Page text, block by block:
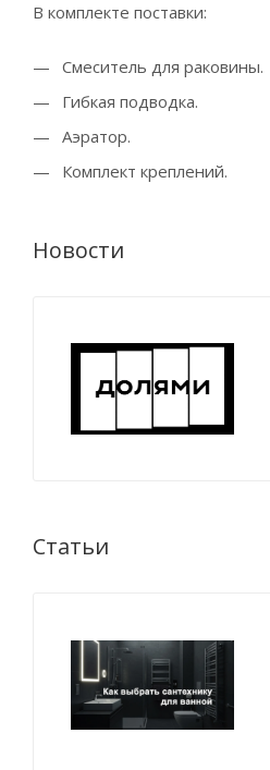
В комплекте поставки:
Смеситель для раковины.
Гибкая подводка.
Аэратор.
Комплект креплений.
Новости
Статьи